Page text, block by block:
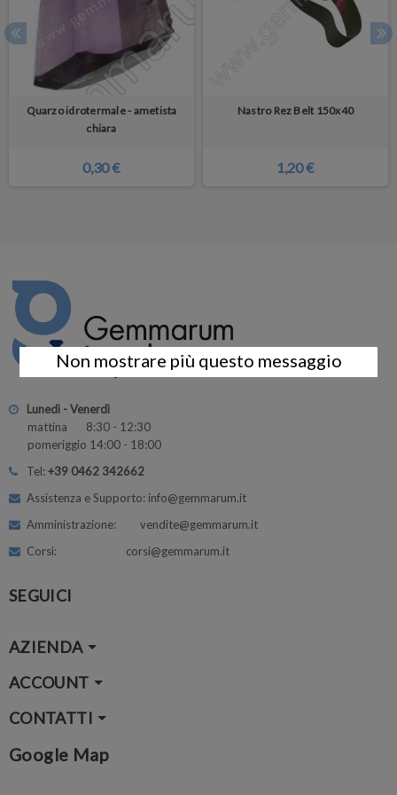
Quarzo idrotermale - ametista
chiara
0,30 €
Nastro Rez Belt 150x40
1,20 €
Lunedì - Venerdì
mattina 8:30 - 12:30
pomeriggio 14:00 - 18:00
Tel:+39 0462 342662
Assistenza e Supporto: info@gemmarum.it
Amministrazione: vendite@gemmarum.it
Corsi: corsi@gemmarum.it
SEGUICI
AZIENDA
ACCOUNT
CONTATTI
Google Map
Non mostrare più questo messaggio